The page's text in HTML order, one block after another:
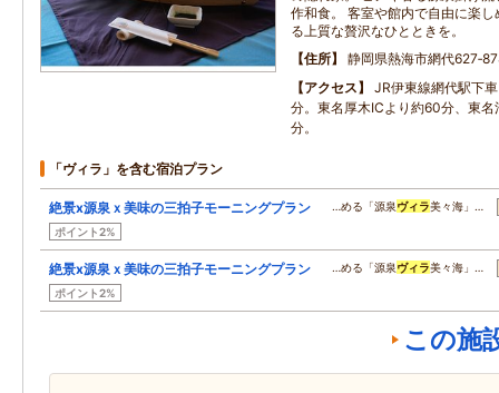
作和食。 客室や館内で自由に楽
る上質な贅沢なひとときを。
住所
静岡県熱海市網代
アクセス
JR伊東線網代駅下
分。東名厚木ICより約60分、東
分。
「ヴィラ」を含む宿泊プラン
絶景x源泉ｘ美味の三拍子モーニングプラン
ポイント2%
…める「源泉ヴィラ美々海」…
絶景x源泉ｘ美味の三拍子モーニングプラン
ポイント2%
…める「源泉ヴィラ美々海」…
この施